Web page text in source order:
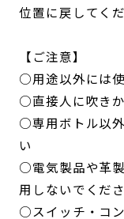
位置に戻してく
【ご注意】
○用途以外には
○直接人に吹き
○専用ボトル以
い
○電気製品や革
用しないでくだ
○スイッチ・コ